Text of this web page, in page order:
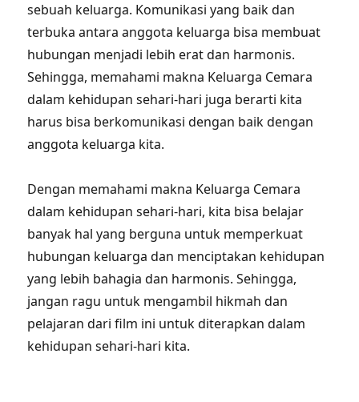
sebuah keluarga. Komunikasi yang baik dan
terbuka antara anggota keluarga bisa membuat
hubungan menjadi lebih erat dan harmonis.
Sehingga, memahami makna Keluarga Cemara
dalam kehidupan sehari-hari juga berarti kita
harus bisa berkomunikasi dengan baik dengan
anggota keluarga kita.
Dengan memahami makna Keluarga Cemara
dalam kehidupan sehari-hari, kita bisa belajar
banyak hal yang berguna untuk memperkuat
hubungan keluarga dan menciptakan kehidupan
yang lebih bahagia dan harmonis. Sehingga,
jangan ragu untuk mengambil hikmah dan
pelajaran dari film ini untuk diterapkan dalam
kehidupan sehari-hari kita.